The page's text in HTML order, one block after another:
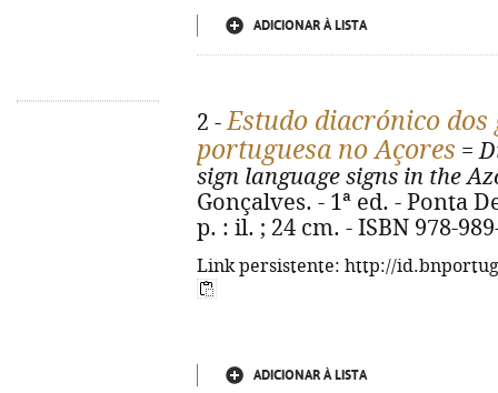
ADICIONAR À LISTA
2 -Estudo diacrónico
portuguesa no Açores =
sign language signs in the
Gonçalves. - 1ª ed. - Ponta
p. : il. ; 24 cm. - ISBN 978-
Link persistente: http://
ADICIONAR À LISTA